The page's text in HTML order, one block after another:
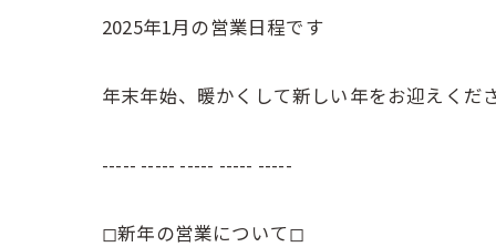
2025年1月の営業日程です
年末年始、暖かくして新しい年をお迎えくだ
----- ----- ----- ----- -----
◻︎新年の営業について◻︎